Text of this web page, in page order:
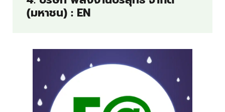
(มหาชน) : EN